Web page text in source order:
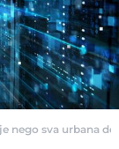
nego sva urbana